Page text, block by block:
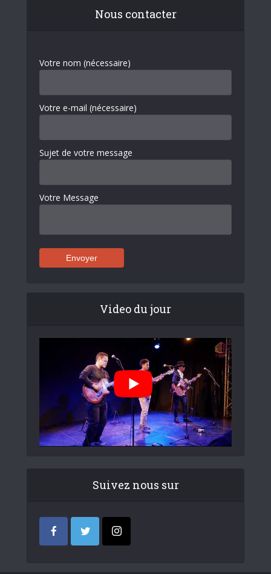
Nous contacter
Votre nom (nécessaire)
Votre e-mail (nécessaire)
Sujet de votre message
Votre Message
Video du jour
Suivez nous sur